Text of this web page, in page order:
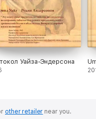
Уайза-Эндерсона
other retailer near you.